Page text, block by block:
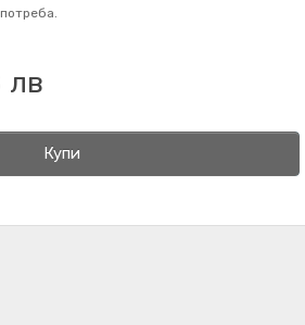
лв
Купи